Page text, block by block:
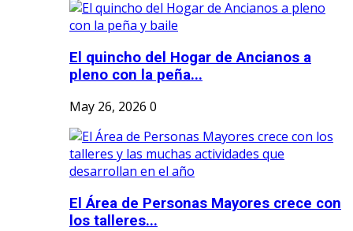
El quincho del Hogar de Ancianos a
pleno con la peña...
May 26, 2026 0
El Área de Personas Mayores crece con
los talleres...